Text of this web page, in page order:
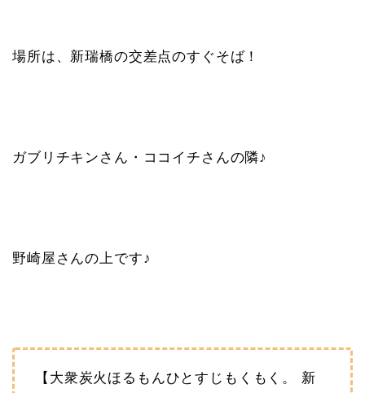
場所は、新瑞橋の交差点のすぐそば！
ガブリチキンさん・ココイチさんの隣♪
野崎屋さんの上です♪
【大衆炭火ほるもんひとすじもくもく。 新